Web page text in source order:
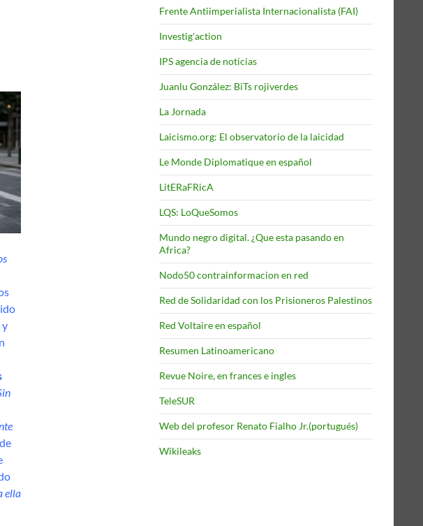
y
ella
Frente Antiimperialista Internacionalista (FAI)
Investig'action
IPS agencia de noticias
Juanlu González: BiTs rojiverdes
La Jornada
Laicismo.org: El observatorio de la laicidad
Le Monde Diplomatique en español
LitERaFRicA
LQS: LoQueSomos
Mundo negro digital. ¿Que esta pasando en
Africa?
Nodo50 contrainformacion en red
Red de Solidaridad con los Prisioneros Palestinos
Red Voltaire en español
Resumen Latinoamericano
Revue Noire, en frances e ingles
TeleSUR
Web del profesor Renato Fialho Jr.(portugués)
Wikileaks